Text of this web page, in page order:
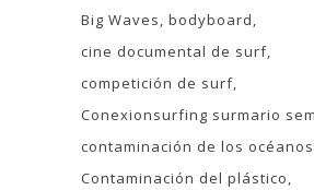
Big Waves bodyboard
cine documental de surf
competición de surf
Conexionsurfing surmario
contaminación de los océanos
Contaminación del plástico